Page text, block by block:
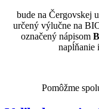
bude na Čergovskej
určený výlučne na
označený nápisom
napĺňanie
Pomôžme